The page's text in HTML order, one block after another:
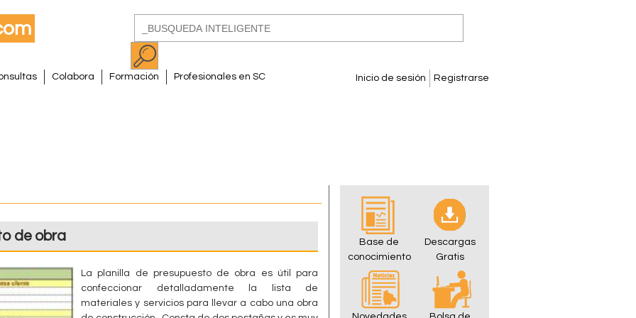
contenido
principal
Formulario
de
búsqueda
Colabora Formación Profesionales en SC Inicio de sesión Registrarse
de obra
La planilla de presupuesto de obra es útil para
confeccionar detalladamente la lista de
materiales y servicios para llevar a cabo una obra
Base de
conocimiento
Descargas
Gratis